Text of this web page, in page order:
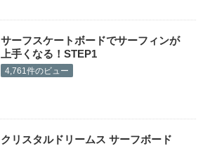
サーフスケートボードでサーフィンが
上手くなる！STEP1
4,761件のビュー
クリスタルドリームス サーフボード